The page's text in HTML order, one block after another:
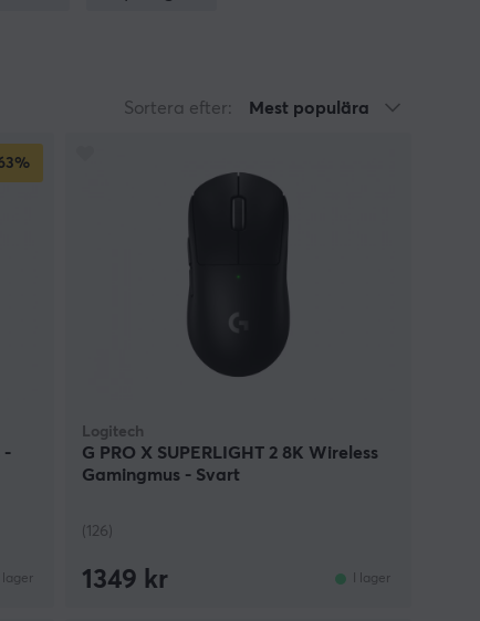
Sortera efter: Mest populära
-
I lager
Logitech
G PRO X SUPERLIGHT 2 8K Wireless
Gamingmus - Svart
(126)
1349 kr I lager